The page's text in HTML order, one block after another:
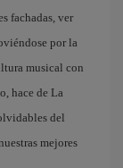
fachadas, ver
por la
musical con
hace de La
del
mejores